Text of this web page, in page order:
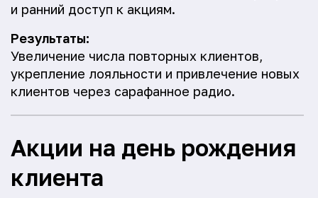
и ранний доступ к акциям.
Результаты:
Увеличение числа повторных клиентов,
укрепление лояльности и привлечение новых
клиентов через сарафанное радио.
Акции на день рождения
клиента